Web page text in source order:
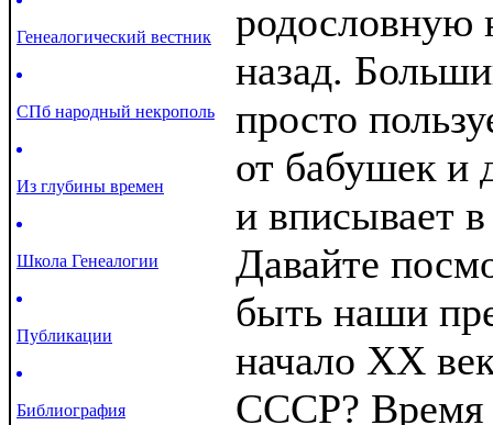
Генеалогический вестник
СПб народный некрополь
Из глубины времен
Школа Генеалогии
Публикации
Библиография
родословную
назад.
просто
от бабушек и
и вписывает
Давайте
быть наши
начало XX
СССР? Время